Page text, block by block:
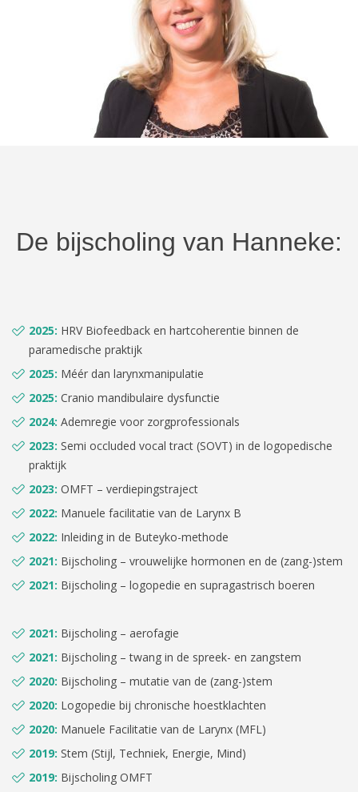
De bijscholing van Hanneke:
2025: HRV Biofeedback en hartcoherentie binnen de
paramedische praktijk
2025: Méér dan larynxmanipulatie
2025: Cranio mandibulaire dysfunctie
2024: Ademregie voor zorgprofessionals
2023: Semi occluded vocal tract (SOVT) in de logopedische
praktijk
2023: OMFT – verdiepingstraject
2022: Manuele facilitatie van de Larynx B
2022: Inleiding in de Buteyko-methode
2021: Bijscholing – vrouwelijke hormonen en de (zang-)stem
2021: Bijscholing – logopedie en supragastrisch boeren
2021: Bijscholing – aerofagie
2021: Bijscholing – twang in de spreek- en zangstem
2020: Bijscholing – mutatie van de (zang-)stem
2020: Logopedie bij chronische hoestklachten
2020: Manuele Facilitatie van de Larynx (MFL)
2019: Stem (Stijl, Techniek, Energie, Mind)
2019: Bijscholing OMFT